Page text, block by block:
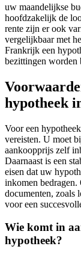
uw maandelijkse
hoofdzakelijk de
rente zijn er ook
vergelijkbaar met
Frankrijk een
bezittingen worden
hypotheek
Voor een
vereisten. U moet
aankoopprijs zelf
Daarnaast is een
eisen dat uw
inkomen
documenten, zoals
voor een
Wie komt in
hypotheek?